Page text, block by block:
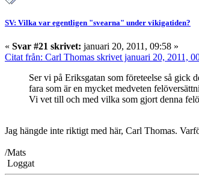
SV: Vilka var egentligen "svearna" under vikigatiden?
« Svar #21 skrivet: januari 20, 2011, 09:58 »
Citat från: Carl Thomas skrivet januari 20, 2011,
Ser vi på Eriksgatan som företeelse så gick
fara som är en mycket medveten
Vi vet till och med vilka som gjort denna
Jag hängde inte riktigt med här, Carl Thomas.
/Mats
Loggat